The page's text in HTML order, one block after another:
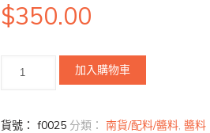
$350.00
加入購物車
貨號：f0025 分類：南貨/配料/醬料,醬料